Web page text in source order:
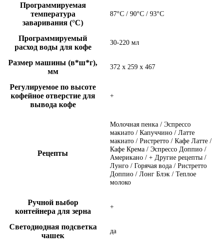
Программируемая
температура
заваривания (°C)
87°C / 90°C / 93°C
Программируемый
расход воды для кофе
30-220 мл
Размер машины (в*ш*г),
мм
372 х 259 х 467
Регулируемое по высоте
кофейное отверстие для
вывода кофе
+
Рецепты
Молочная пенка / Эспрессо
макиато / Капуччино / Латте
макиато / Ристретто / Кафе Латте /
Кафе Крема / Эспрессо Доппио /
Американо / + Другие рецепты /
Лунго / Горячая вода / Ристретто
Доппио / Лонг Блэк / Теплое
молоко
Ручной выбор
контейнера для зерна
+
Светодиодная подсветка
чашек
да